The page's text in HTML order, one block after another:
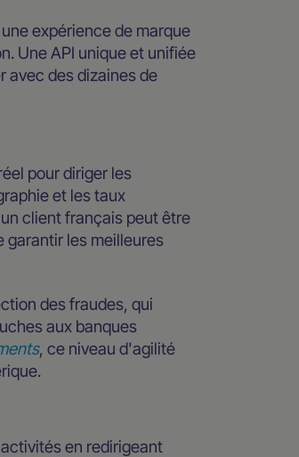
expérience de marque
Une API unique et unifiée
avec des dizaines de
pour diriger les
et les taux
client français peut être
garantir les meilleures
des fraudes, qui
aux banques
, ce niveau d'agilité
en redirigeant